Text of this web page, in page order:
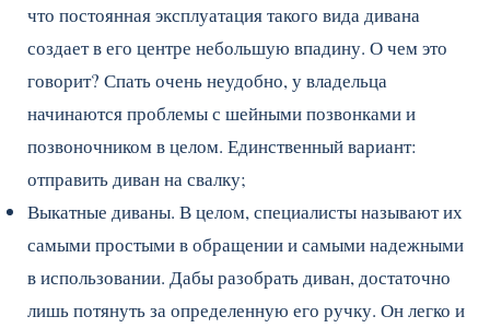
что постоянная эксплуатация такого вида дивана
создает в его центре небольшую впадину. О чем это
говорит? Спать очень неудобно, у владельца
начинаются проблемы с шейными позвонками и
позвоночником в целом. Единственный вариант:
отправить диван на свалку;
Выкатные диваны. В целом, специалисты называют их
самыми простыми в обращении и самыми надежными
в использовании. Дабы разобрать диван, достаточно
лишь потянуть за определенную его ручку. Он легко и